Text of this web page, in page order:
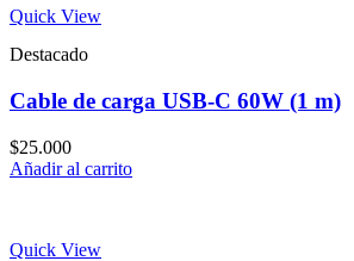
Quick View
Destacado
Cable de carga USB-C 60W (1 m)
$25.000
Añadir al carrito
Quick View